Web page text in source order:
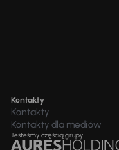
Kontakty
Kontakty
Kontakty dla mediów
Jesteśmy częścią grupy